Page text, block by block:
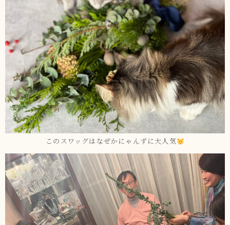
このスワッグはなぜかにゃんずに大人気